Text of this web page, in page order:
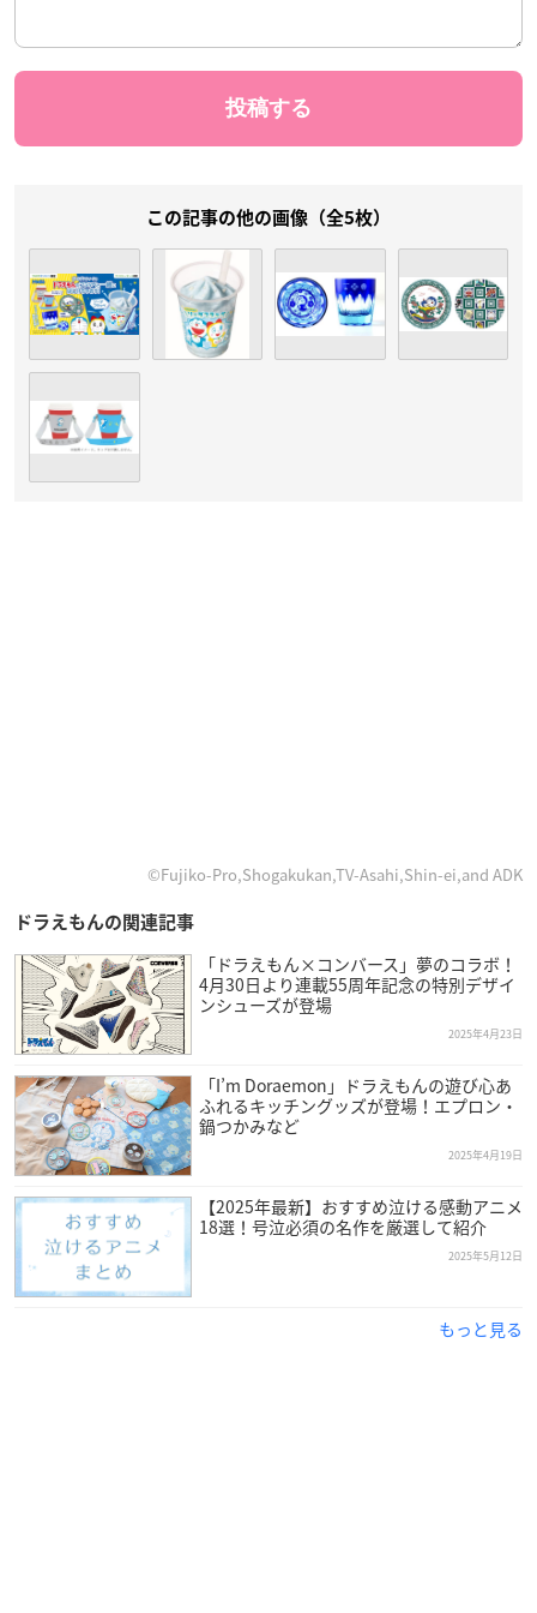
この記事の他の画像（全5枚）
©Fujiko-Pro,Shogakukan,TV-Asahi,Shin-ei,and ADK
ドラえもんの関連記事
「ドラえもん×コンバース」夢のコラボ！
4月30日より連載55周年記念の特別デザイ
ンシューズが登場
2025年4月23日
「I’m Doraemon」ドラえもんの遊び心あ
ふれるキッチングッズが登場！エプロン・
鍋つかみなど
2025年4月19日
【2025年最新】おすすめ泣ける感動アニメ
18選！号泣必須の名作を厳選して紹介
2025年5月12日
もっと見る